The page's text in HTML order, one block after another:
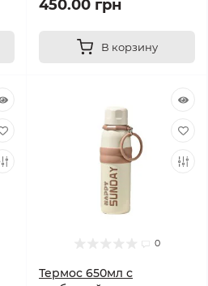
450.00 грн
В корзину
0
Термос 650мл с